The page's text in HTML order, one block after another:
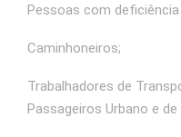
Pessoas com
Caminhoneiros;
Trabalhadores de
Passageiros Urbano e